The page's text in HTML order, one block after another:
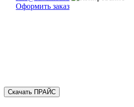
Оформить заказ
Скачать ПРАЙС